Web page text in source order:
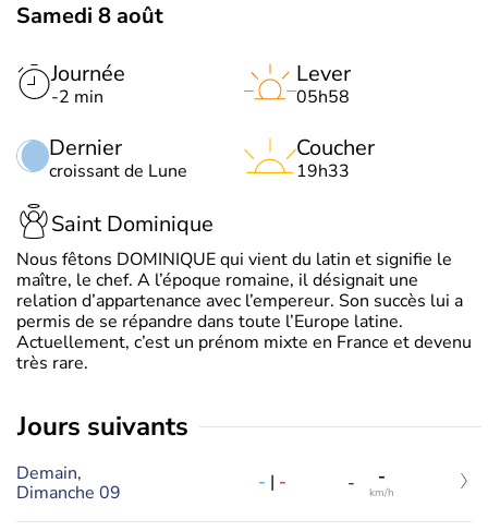
Samedi 8 août
Journée
-2 min
Dernier
croissant de Lune
Lever
05h58
Coucher
19h33
Saint Dominique
Nous fêtons DOMINIQUE qui vient du latin et signifie le
maître, le chef. A l’époque romaine, il désignait une
relation d’appartenance avec l’empereur. Son succès lui a
permis de se répandre dans toute l’Europe latine.
Actuellement, c’est un prénom mixte en France et devenu
très rare.
jours suivants
Demain,
Dimanche 09
- | - - -
km/h